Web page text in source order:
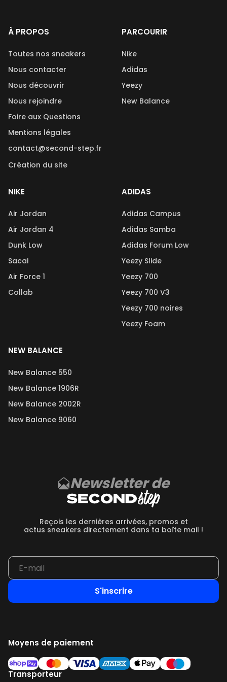
À PROPOS
Toutes nos sneakers
Nous contacter
Nous découvrir
Nous rejoindre
Foire aux Questions
Mentions légales
contact@second-step.fr
Création du site
PARCOURIR
Nike
Adidas
Yeezy
New Balance
NIKE
Air Jordan
Air Jordan 4
Dunk Low
Sacai
Air Force 1
Collab
ADIDAS
Adidas Campus
Adidas Samba
Adidas Forum Low
Yeezy Slide
Yeezy 700
Yeezy 700 V3
Yeezy 700 noires
Yeezy Foam
NEW BALANCE
New Balance 550
New Balance 1906R
New Balance 2002R
New Balance 9060
Newsletter de
Reçois les dernières arrivées, promos et
actus sneakers directement dans ta boîte mail !
S'inscrire
Moyens de paiement
Transporteur